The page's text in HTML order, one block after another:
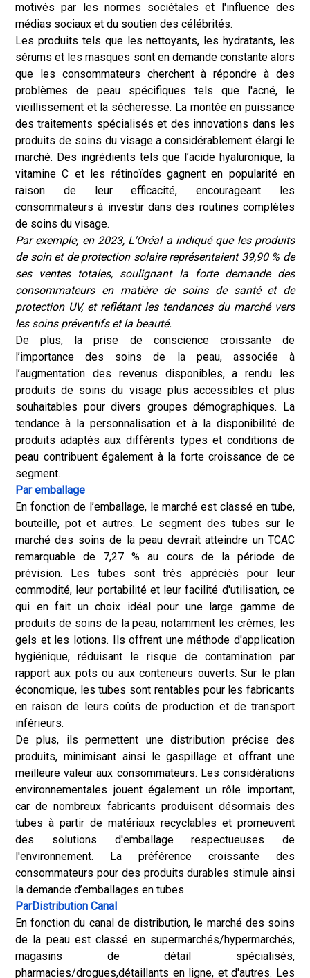
motivés par les normes sociétales et l'influence des
médias sociaux et du soutien des célébrités.
Les produits tels que les nettoyants, les hydratants, les
sérums et les masques sont en demande constante alors
que les consommateurs cherchent à répondre à des
problèmes de peau spécifiques tels que l'acné, le
vieillissement et la sécheresse. La montée en puissance
des traitements spécialisés et des innovations dans les
produits de soins du visage a considérablement élargi le
marché. Des ingrédients tels que l’acide hyaluronique, la
vitamine C et les rétinoïdes gagnent en popularité en
raison de leur efficacité, encourageant les
consommateurs à investir dans des routines complètes
de soins du visage.
Par exemple, en 2023, L'Oréal a indiqué que les produits
de soin et de protection solaire représentaient 39,90 % de
ses ventes totales, soulignant la forte demande des
consommateurs en matière de soins de santé et de
protection UV, et reflétant les tendances du marché vers
les soins préventifs et la beauté.
De plus, la prise de conscience croissante de
l’importance des soins de la peau, associée à
l’augmentation des revenus disponibles, a rendu les
produits de soins du visage plus accessibles et plus
souhaitables pour divers groupes démographiques. La
tendance à la personnalisation et à la disponibilité de
produits adaptés aux différents types et conditions de
peau contribuent également à la forte croissance de ce
segment.
Par emballage
En fonction de l’emballage, le marché est classé en tube,
bouteille, pot et autres. Le segment des tubes sur le
marché des soins de la peau devrait atteindre un TCAC
remarquable de 7,27 % au cours de la période de
prévision. Les tubes sont très appréciés pour leur
commodité, leur portabilité et leur facilité d'utilisation, ce
qui en fait un choix idéal pour une large gamme de
produits de soins de la peau, notamment les crèmes, les
gels et les lotions. Ils offrent une méthode d'application
hygiénique, réduisant le risque de contamination par
rapport aux pots ou aux conteneurs ouverts. Sur le plan
économique, les tubes sont rentables pour les fabricants
en raison de leurs coûts de production et de transport
inférieurs.
De plus, ils permettent une distribution précise des
produits, minimisant ainsi le gaspillage et offrant une
meilleure valeur aux consommateurs. Les considérations
environnementales jouent également un rôle important,
car de nombreux fabricants produisent désormais des
tubes à partir de matériaux recyclables et promeuvent
des solutions d'emballage respectueuses de
l'environnement. La préférence croissante des
consommateurs pour des produits durables stimule ainsi
la demande d’emballages en tubes.
ParDistribution Canal
En fonction du canal de distribution, le marché des soins
de la peau est classé en supermarchés/hypermarchés,
magasins de détail spécialisés,
pharmacies/drogues,détaillants en ligne, et d'autres. Les